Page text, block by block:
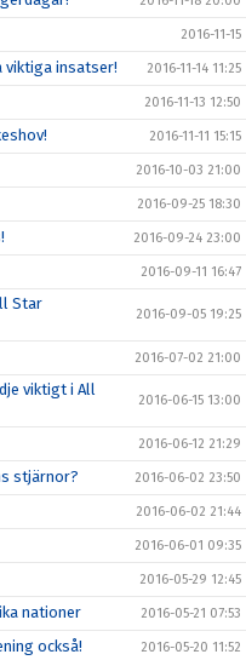
2016-11-15
viktiga insatser! 2016-11-14 11:25
2016-11-13 12:50
2016-11-11 15:15
2016-10-03 21:00
2016-09-25 18:30
2016-09-24 23:00
2016-09-11 16:47
Star
2016-09-05 19:25
2016-07-02 21:00
viktigt i All
2016-06-15 13:00
2016-06-12 21:29
stjärnor? 2016-06-02 23:50
2016-06-02 21:44
2016-06-01 09:35
2016-05-29 12:45
nationer 2016-05-21 07:53
också! 2016-05-20 11:52